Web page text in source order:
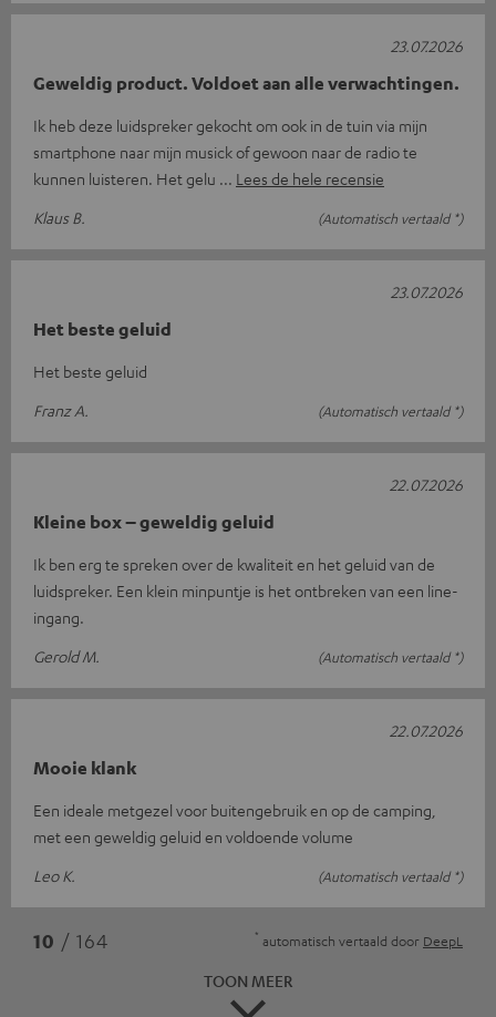
Geweldig product. Voldoet aan alle verwachtingen.
Ik heb deze luidspreker gekocht om ook in de tuin via mijn
smartphone naar mijn musick of gewoon naar de radio te
kunnen luisteren. Het gelu
Lees de hele recensie
Klaus B.
(Automatisch vertaald *)
23.07.2026
Het beste geluid
Het beste geluid
Franz A.
(Automatisch vertaald *)
23.07.2026
Kleine box – geweldig geluid
Ik ben erg te spreken over de kwaliteit en het geluid van de
luidspreker. Een klein minpuntje is het ontbreken van een line-
ingang.
Gerold M.
(Automatisch vertaald *)
22.07.2026
Mooie klank
Een ideale metgezel voor buitengebruik en op de camping,
met een geweldig geluid en voldoende volume
Leo K.
(Automatisch vertaald *)
22.07.2026
10 / 164 * automatisch vertaald door DeepL
TOON MEER